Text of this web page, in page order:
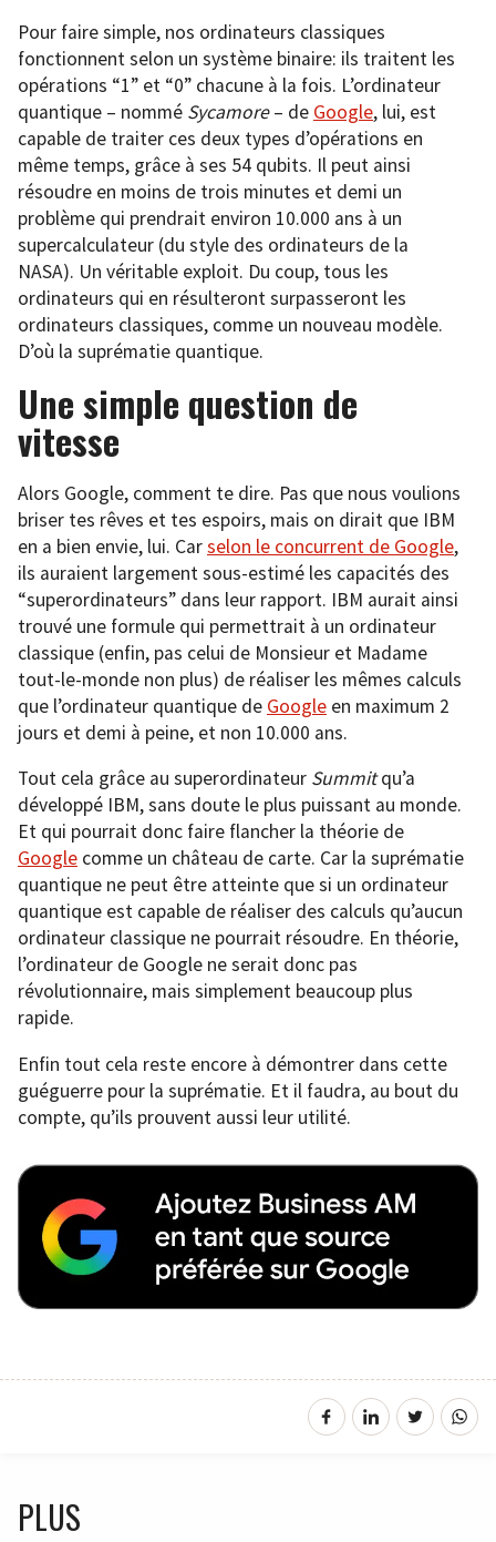
Pour faire simple, nos ordinateurs classiques
fonctionnent selon un système binaire: ils traitent les
opérations “1” et “0” chacune à la fois. L’ordinateur
quantique – nommé Sycamore– de Google, lui, est
capable de traiter ces deux types d’opérations en
même temps, grâce à ses 54 qubits. Il peut ainsi
résoudre en moins de trois minutes et demi un
problème qui prendrait environ 10.000 ans à un
supercalculateur (du style des ordinateurs de la
NASA). Un véritable exploit. Du coup, tous les
ordinateurs qui en résulteront surpasseront les
ordinateurs classiques, comme un nouveau modèle.
D’où la suprématie quantique.
Une simple question de
vitesse
Alors Google, comment te dire. Pas que nous voulions
briser tes rêves et tes espoirs, mais on dirait que IBM
en a bien envie, lui. Carselon le concurrent de Google,
ils auraient largement sous-estimé les capacités des
“superordinateurs” dans leur rapport. IBM aurait ainsi
trouvé une formule qui permettrait à un ordinateur
classique (enfin, pas celui de Monsieur et Madame
tout-le-monde non plus) de réaliser les mêmes calculs
que l’ordinateur quantique de Google en maximum 2
jours et demi à peine, et non 10.000 ans.
Tout cela grâce au superordinateur Summitqu’a
développé IBM, sans doute le plus puissant au monde.
Et qui pourrait donc faire flancher la théorie de
Google comme un château de carte. Car la suprématie
quantique ne peut être atteinte que si un ordinateur
quantique est capable de réaliser des calculs qu’aucun
ordinateur classique ne pourrait résoudre. En théorie,
l’ordinateur de Google ne serait donc pas
révolutionnaire, mais simplement beaucoup plus
rapide.
Enfin tout cela reste encore à démontrer dans cette
guéguerre pour la suprématie. Et il faudra, au bout du
compte, qu’ils prouvent aussi leur utilité.
PLUS